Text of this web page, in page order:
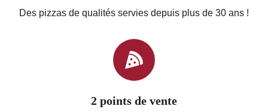
Des pizzas de qualités servies depuis plus de 30 ans !
2 points de vente